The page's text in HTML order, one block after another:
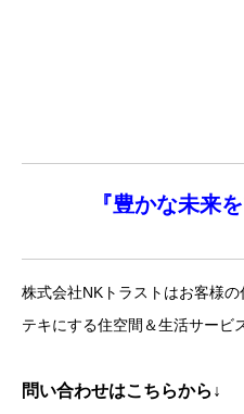
『豊かな未来を
株式会社NKトラストはお客様
テキにする住空間＆生活サービ
問い合わせはこちらから↓